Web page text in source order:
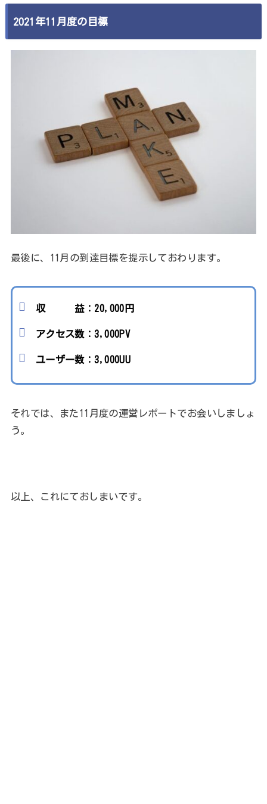
2021年11月度の目標
最後に、11月の到達目標を提示しておわります。
収 益：20,000円
アクセス数：3,000PV
ユーザー数：3,000UU
それでは、また11月度の運営レポートでお会いしましょ
う。
以上、これにておしまいです。